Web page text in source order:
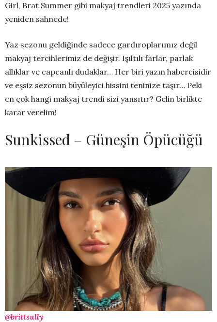
Girl, Brat Summer gibi makyaj trendleri 2025 yazında
yeniden sahnede!
Yaz sezonu geldiğinde sadece gardıroplarımız değil
makyaj tercihlerimiz de değişir. Işıltılı farlar, parlak
allıklar ve capcanlı dudaklar… Her biri yazın habercisidir
ve eşsiz sezonun büyüleyici hissini teninize taşır… Peki
en çok hangi makyaj trendi sizi yansıtır? Gelin birlikte
karar verelim!
Sunkissed – Güneşin Öpücüğü
@brittsully